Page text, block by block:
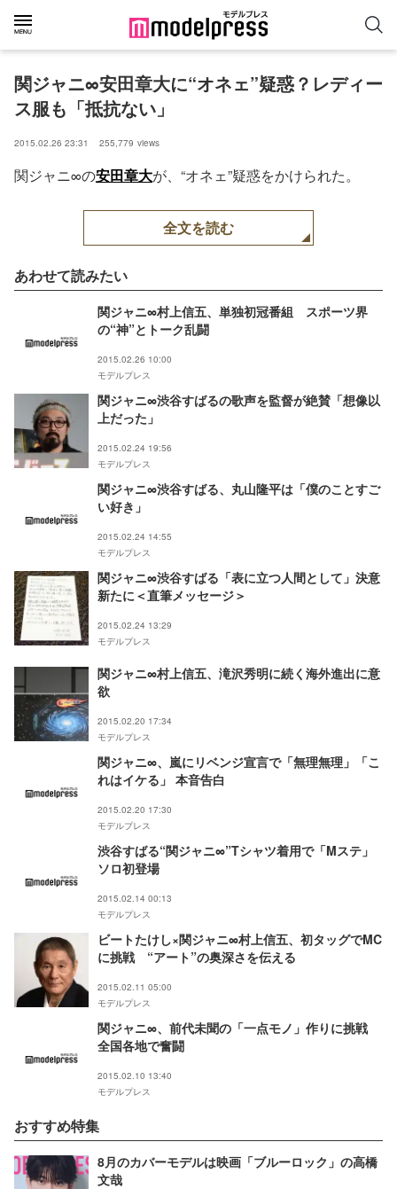
関ジャニ∞安田章大に“オネェ”疑惑？レディー
ス服も「抵抗ない」
2015.02.26 23:31 255,779 views
関ジャニ∞の安田章大が、“オネェ”疑惑をかけられた。
全文を読む
あわせて読みたい
関ジャニ∞村上信五、単独初冠番組 スポーツ界
の“神”とトーク乱闘
2015.02.26 10:00
モデルプレス
関ジャニ∞渋谷すばるの歌声を監督が絶賛「想像以
上だった」
2015.02.24 19:56
モデルプレス
関ジャニ∞渋谷すばる、丸山隆平は「僕のことすご
い好き」
2015.02.24 14:55
モデルプレス
関ジャニ∞渋谷すばる「表に立つ人間として」決意
新たに＜直筆メッセージ＞
2015.02.24 13:29
モデルプレス
関ジャニ∞村上信五、滝沢秀明に続く海外進出に意
欲
2015.02.20 17:34
モデルプレス
関ジャニ∞、嵐にリベンジ宣言で「無理無理」「こ
れはイケる」 本音告白
2015.02.20 17:30
モデルプレス
渋谷すばる“関ジャニ∞”Tシャツ着用で「Mステ」
ソロ初登場
2015.02.14 00:13
モデルプレス
ビートたけし×関ジャニ∞村上信五、初タッグでMC
に挑戦 “アート”の奥深さを伝える
2015.02.11 05:00
モデルプレス
関ジャニ∞、前代未聞の「一点モノ」作りに挑戦
全国各地で奮闘
2015.02.10 13:40
モデルプレス
おすすめ特集
8月のカバーモデルは映画「ブルーロック」の高橋
文哉